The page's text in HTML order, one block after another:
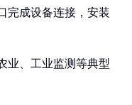
完成设备连接，安装
业、工业监测等典型